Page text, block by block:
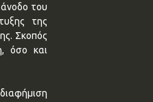
του
της
Σκοπός
όσο και